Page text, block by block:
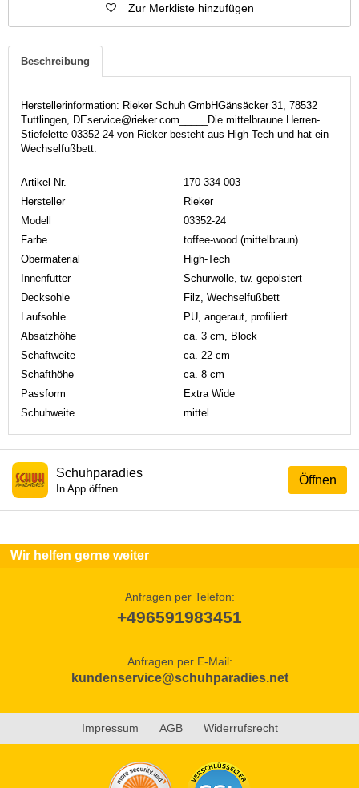
Zur Merkliste hinzufügen
Beschreibung
Herstellerinformation: Rieker Schuh GmbHGänsäcker 31, 78532
Tuttlingen, DEservice@rieker.com_____Die mittelbraune Herren-
Stiefelette 03352-24 von Rieker besteht aus High-Tech und hat ein
Wechselfußbett.
Artikel-Nr.
170 334 003
Hersteller
Rieker
Modell
03352-24
Farbe
toffee-wood (mittelbraun)
Obermaterial
High-Tech
Innenfutter
Schurwolle, tw. gepolstert
Decksohle
Filz, Wechselfußbett
Laufsohle
PU, angeraut, profiliert
Absatzhöhe
ca. 3 cm, Block
Schaftweite
ca. 22 cm
Schafthöhe
ca. 8 cm
Passform
Extra Wide
Schuhweite
mittel
Öffnen
Schuhparadies
In App öffnen
Wir helfen gerne weiter
Anfragen per Telefon:
+496591983451
Anfragen per E-Mail:
kundenservice@schuhparadies.net
Impressum AGB Widerrufsrecht